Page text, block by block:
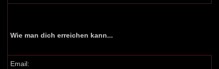
Wie man dich erreichen kann...
Email: